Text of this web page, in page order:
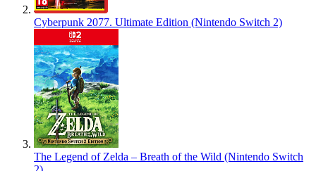
Cyberpunk 2077. Ultimate Edition (Nintendo Switch 2)
The Legend of Zelda – Breath of the Wild (Nintendo Switch